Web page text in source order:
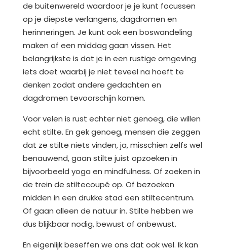
de buitenwereld waardoor je je kunt focussen
op je diepste verlangens, dagdromen en
herinneringen. Je kunt ook een boswandeling
maken of een middag gaan vissen. Het
belangrijkste is dat je in een rustige omgeving
iets doet waarbij je niet teveel na hoeft te
denken zodat andere gedachten en
dagdromen tevoorschijn komen.
Voor velen is rust echter niet genoeg, die willen
echt stilte. En gek genoeg, mensen die zeggen
dat ze stilte niets vinden, ja, misschien zelfs wel
benauwend, gaan stilte juist opzoeken in
bijvoorbeeld yoga en mindfulness. Of zoeken in
de trein de stiltecoupé op. Of bezoeken
midden in een drukke stad een stiltecentrum.
Of gaan alleen de natuur in. Stilte hebben we
dus blijkbaar nodig, bewust of onbewust.
En eigenlijk beseffen we ons dat ook wel. Ik kan